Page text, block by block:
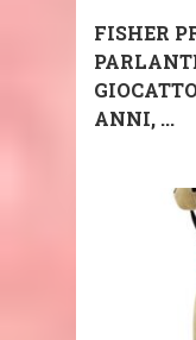
FISHER
ANNI, ...